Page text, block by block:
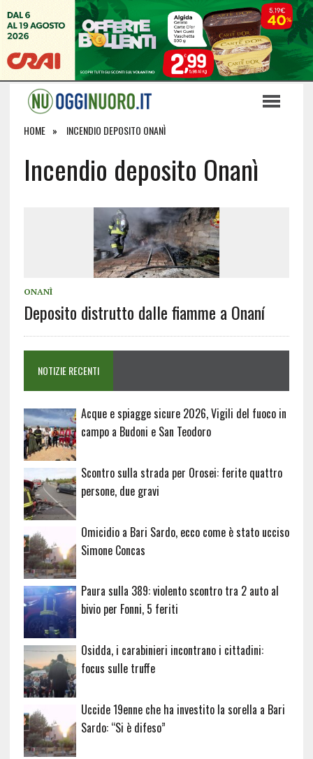
HOME INCENDIO DEPOSITO ONANÌ
Incendio deposito Onanì
ONANÌ
Deposito distrutto dalle fiamme a Onaní
NOTIZIE RECENTI
Acque e spiagge sicure 2026, Vigili del fuoco in
campo a Budoni e San Teodoro
Scontro sulla strada per Orosei: ferite quattro
persone, due gravi
Omicidio a Bari Sardo, ecco come è stato ucciso
Simone Concas
Paura sulla 389: violento scontro tra 2 auto al
bivio per Fonni, 5 feriti
Osidda, i carabinieri incontrano i cittadini:
focus sulle truffe
Uccide 19enne che ha investito la sorella a Bari
Sardo: “Si è difeso”